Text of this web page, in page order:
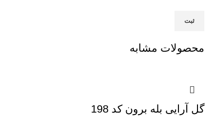
محصولات مشابه
گل آرایی بله برون کد 198